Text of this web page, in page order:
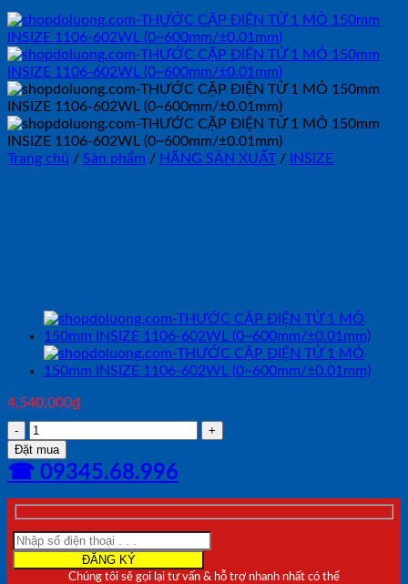
Trang chủ / Sản phẩm / HÃNG SẢN XUẤT / INSIZE
4,540,000₫
THƯỚC
CẶP
ĐIỆN
TỬ
1
MỎ
150mm
INSIZE
1106-
Đặt mua
☎ 09345.68.996
Chúng tôi sẽ gọi lại tư vấn & hỗ trợ nhanh nhất có thể